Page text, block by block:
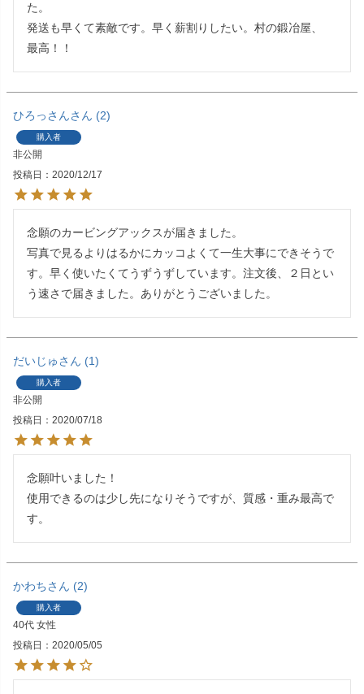
た。
発送も早くて素敵です。早く薪割りしたい。村の鍛冶屋、
最高！！
ひろっさん 2
購入者
非公開
投稿日
2020/12/17
念願のカービングアックスが届きました。
写真で見るよりはるかにカッコよくて一生大事にできそうで
す。早く使いたくてうずうずしています。注文後、２日とい
う速さで届きました。ありがとうございました。
だいじゅ 1
購入者
非公開
投稿日
2020/07/18
念願叶いました！
使用できるのは少し先になりそうですが、質感・重み最高で
す。
かわち 2
購入者
40代 女性
投稿日
2020/05/05